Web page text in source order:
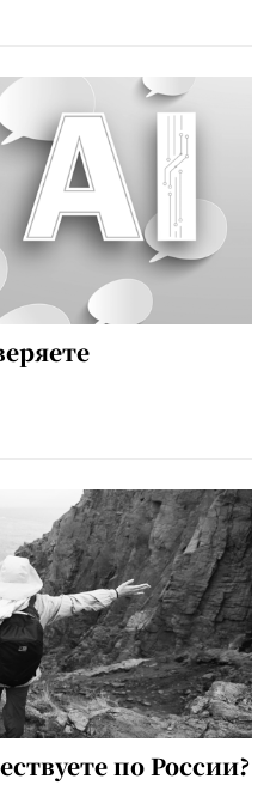
по России?